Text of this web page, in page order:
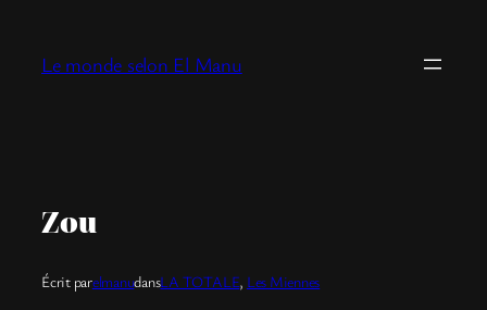
contenu
Le monde selon El Manu
Zou
Écrit parelmanudansLA TOTALE, Les Miennes